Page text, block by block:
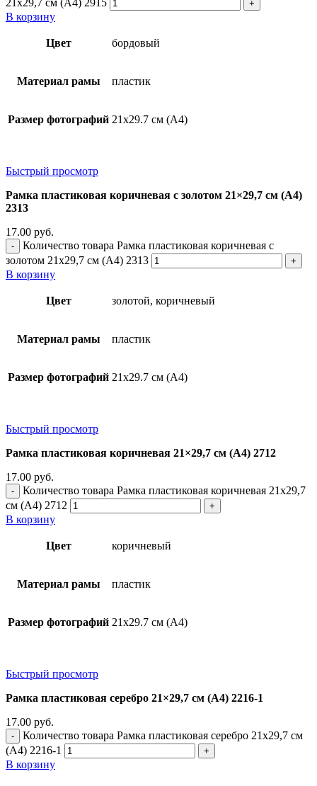
21x29,7 см (А4) 2915
В корзину
Цвет бордовый
Материал рамы пластик
Размер фотографий 21х29.7 см (А4)
Быстрый просмотр
Рамка пластиковая коричневая с золотом 21×29,7 см (А4)
2313
17.00 руб.
Количество товара Рамка пластиковая коричневая с
золотом 21x29,7 см (А4) 2313
В корзину
Цвет золотой, коричневый
Материал рамы пластик
Размер фотографий 21х29.7 см (А4)
Быстрый просмотр
Рамка пластиковая коричневая 21×29,7 см (А4) 2712
17.00 руб.
Количество товара Рамка пластиковая коричневая 21x29,7
см (А4) 2712
В корзину
Цвет коричневый
Материал рамы пластик
Размер фотографий 21х29.7 см (А4)
Быстрый просмотр
Рамка пластиковая серебро 21×29,7 см (А4) 2216-1
17.00 руб.
Количество товара Рамка пластиковая серебро 21x29,7 см
(А4) 2216-1
В корзину